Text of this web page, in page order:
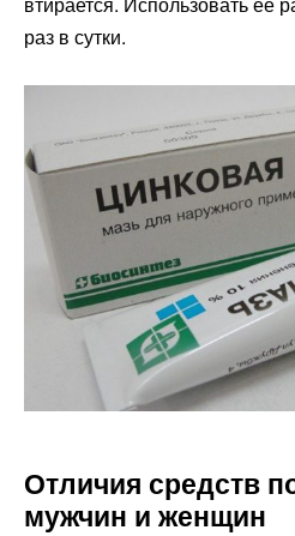
раз в сутки.
Отличия средств
мужчин и женщин